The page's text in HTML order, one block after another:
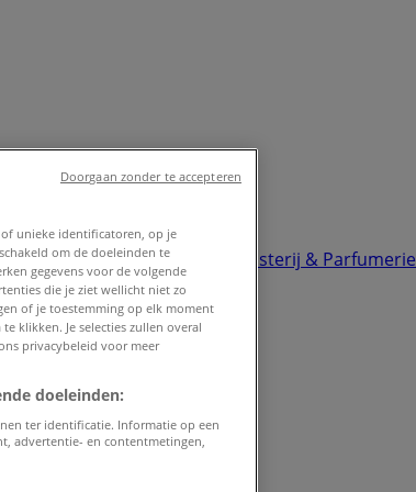
Computers & Elektronica Drogisterij & Parfumerie
of unieke identificatoren, op je
om de doeleinden te
gegevens voor de volgende
die je ziet wellicht niet zo
of je toestemming op elk moment
klikken. Je selecties zullen overal
privacybeleid voor meer
doeleinden:
ter identificatie. Informatie op een
advertentie- en contentmetingen,
Doorgaan zonder te accepteren